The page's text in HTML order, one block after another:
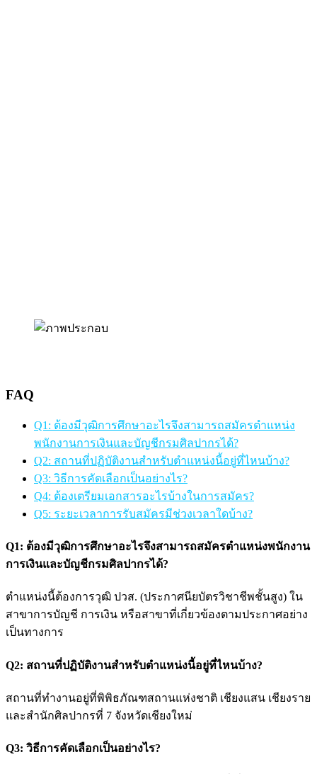
FAQ
Q1: ต้องมีวุฒิการศึกษาอะไรจึงสามารถสมัครตำแหน่ง
พนักงานการเงินและบัญชีกรมศิลปากรได้?
Q2: สถานที่ปฏิบัติงานสำหรับตำแหน่งนี้อยู่ที่ไหนบ้าง?
Q3: วิธีการคัดเลือกเป็นอย่างไร?
Q4: ต้องเตรียมเอกสารอะไรบ้างในการสมัคร?
Q5: ระยะเวลาการรับสมัครมีช่วงเวลาใดบ้าง?
Q1: ต้องมีวุฒิการศึกษาอะไรจึงสามารถสมัครตำแหน่งพนักงาน
การเงินและบัญชีกรมศิลปากรได้?
ตำแหน่งนี้ต้องการวุฒิ ปวส. (ประกาศนียบัตรวิชาชีพชั้นสูง) ใน
สาขาการบัญชี การเงิน หรือสาขาที่เกี่ยวข้องตามประกาศอย่าง
เป็นทางการ
Q2: สถานที่ปฏิบัติงานสำหรับตำแหน่งนี้อยู่ที่ไหนบ้าง?
สถานที่ทำงานอยู่ที่พิพิธภัณฑสถานแห่งชาติ เชียงแสน เชียงราย
และสำนักศิลปากรที่ 7 จังหวัดเชียงใหม่
Q3: วิธีการคัดเลือกเป็นอย่างไร?